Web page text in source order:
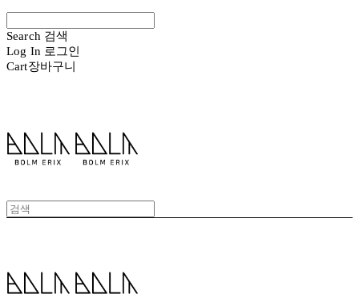
Search 검색
Log In 로그인
Cart장바구니